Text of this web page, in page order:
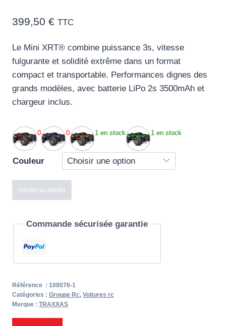
399,50 € TTC
Le Mini XRT® combine puissance 3s, vitesse
fulgurante et solidité extrême dans un format
compact et transportable. Performances dignes des
grands modèles, avec batterie LiPo 2s 3500mAh et
chargeur inclus.
0 0 1 en stock 1 en stock
Couleur
quantité
de
XRT
2S-
3500mAh
Ajouter au panier
Commande sécurisée garantie
Référence : 108076-1
Catégories : Groupe Rc, Voitures rc
Marque : TRAXXAS